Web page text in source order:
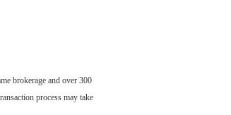
brokerage and over 300
process may take